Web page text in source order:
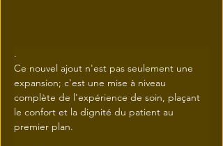
.
Ce nouvel ajout n'est pas seulement une
expansion; c'est une mise à niveau
complète de l'expérience de soin, plaçant
le confort et la dignité du patient au
premier plan.